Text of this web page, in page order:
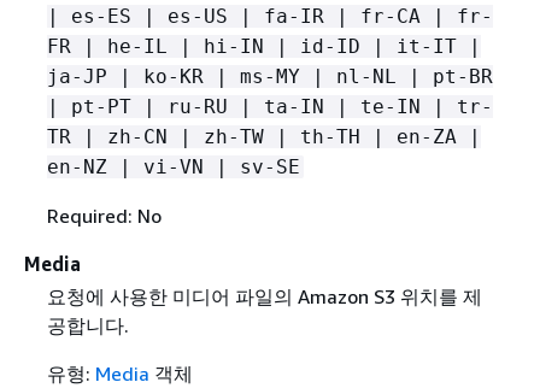
| es-ES | es-US | fa-IR | fr-CA | fr-
FR | he-IL | hi-IN | id-ID | it-IT |
ja-JP | ko-KR | ms-MY | nl-NL | pt-BR
| pt-PT | ru-RU | ta-IN | te-IN | tr-
TR | zh-CN | zh-TW | th-TH | en-ZA |
en-NZ | vi-VN | sv-SE
Required: No
Media
요청에 사용한 미디어 파일의 Amazon S3 위치를 제
공합니다.
유형: Media 객체